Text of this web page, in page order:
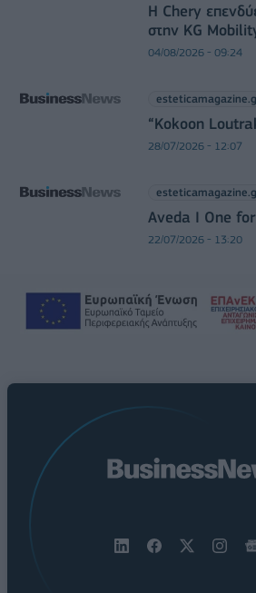
Η Chery
στην KG
04/08/2026 - 09:24
“Kokoon
28/07/2026 - 12:07
Aveda I One
22/07/2026 - 13:20